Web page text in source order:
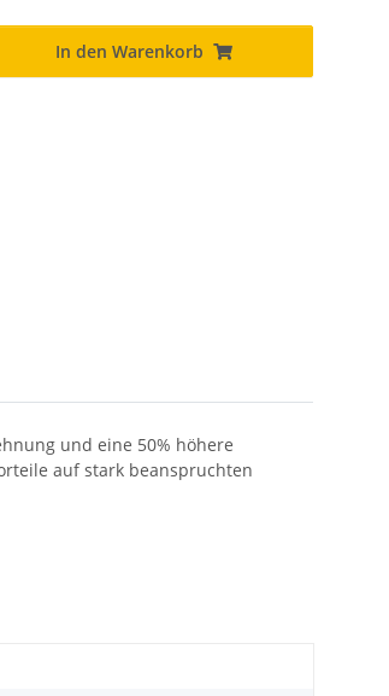
In den Warenkorb
und eine 50% höhere
auf stark beanspruchten